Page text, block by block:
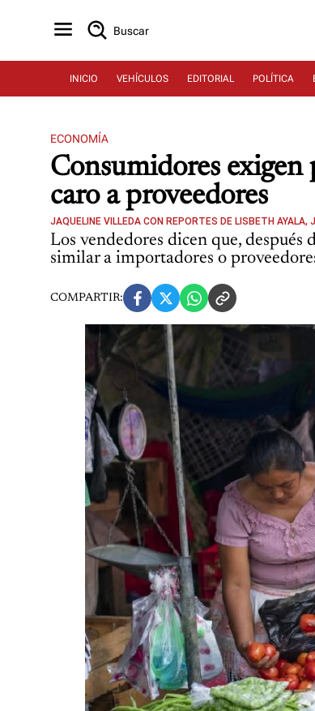
Buscar
INICIO VEHÍCULOS EDITORIAL POLÍTICA
ECONOMÍA
Consumidores exigen
caro a proveedores
JAQUELINE VILLEDA CON REPORTES DE LISBETH
Los vendedores dicen que,
similar a importadores o
COMPARTIR: